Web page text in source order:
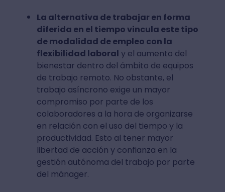
La alternativa de trabajar en forma
diferida en el tiempo vincula este tipo
de modalidad de empleo con la
flexibilidad laboral y el aumento del
bienestar dentro del ámbito de equipos
de trabajo remoto. No obstante, el
trabajo asíncrono exige un mayor
compromiso por parte de los
colaboradores a la hora de organizarse
en relación con el uso del tiempo y la
productividad. Esto al tener mayor
libertad de acción y confianza en la
gestión autónoma del trabajo por parte
del mánager.